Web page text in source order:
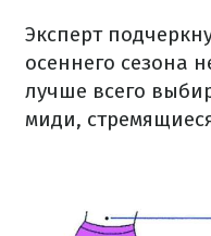
Эксперт
осеннего сезона
лучше всего
миди,